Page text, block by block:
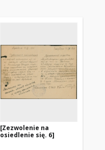
[Zezwolenie na
osiedlenie się. 6]